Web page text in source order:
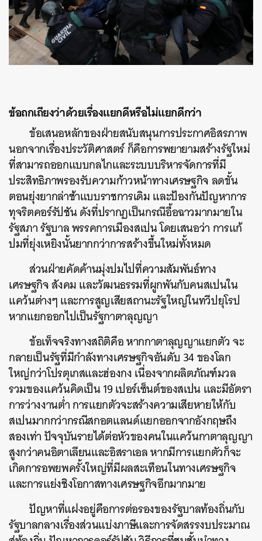
ข้อถกเถียงว่าด้วยเรื่องแยกดีหรือไม่แยกดีกว่า
ข้อเสนอหลักของฝ่ายสนับสนุนการประกาศอิสรภาพ
นอกจากเรื่องประวัติศาสตร์ ก็คือการพยายามสร้างรัฐใหม่
ที่สามารถออกแบบกลไกและระบบบริหารจัดการที่มี
ประสิทธิภาพรองรับความก้าวหน้าทางเศรษฐกิจ ลดขั้น
ตอนยุ่งยากล่าช้าแบบราชการเดิม และป้องกันปัญหาการ
ทุจริตคอร์รัปชัน ดังที่ปรากฏเป็นกรณีอื้อฉาวมากมายใน
รัฐสภา รัฐบาล พรรคการเมืองสเปน โดยเสนอว่า การแก้
ปมที่ยุ่งเหยิงนั้นยากกว่าการสร้างขึ้นใหม่ทั้งหมด
ส่วนฝ่ายคัดค้านมุ่งปมไปที่ความสัมพันธ์ทาง
เศรษฐกิจ สังคม และวัฒนธรรมที่ผูกพันกับคนสเปนใน
แคว้นต่างๆ และการสูญเสียสถานะรัฐใหญ่ในทวีปยุโรป
หากแยกออกไปเป็นรัฐกาตาลุญญา
ข้อเท็จจริงทางสถิติคือ หากกาตาลุญญาแยกตัว จะ
กลายเป็นรัฐที่มีกำลังทางเศรษฐกิจอันดับ 34 ของโลก
ใหญ่กว่าโปรตุเกสและฮ่องกง เนื่องจากผลิตภัณฑ์มวล
รวมของแคว้นคิดเป็น 19 เปอร์เซ็นต์ของสเปน และมีอัตรา
การว่างงานต่ำ การแยกตัวจะสร้างความเสียหายให้กับ
สเปนมากกว่ากรณีสกอตแลนด์แยกออกจากอังกฤษถึง
สองเท่า ปัจจุบันรายได้ต่อหัวของคนในแคว้นกาตาลุญญา
สูงกว่าคนอิตาเลียนและอิสราเอล หากมีการแยกตัวก็จะ
เกิดการอพยพครั้งใหญ่ที่มีผลสะเทือนในทางเศรษฐกิจ
และการแย่งชิงโอกาสทางเศรษฐกิจอีกมากมาย
ปัญหาที่แฝงอยู่คือการต่อรองของรัฐบาลท้องถิ่นกับ
รัฐบาลกลางเรื่องส่วนแบ่งภาษีและการจัดสรรงบประมาณ